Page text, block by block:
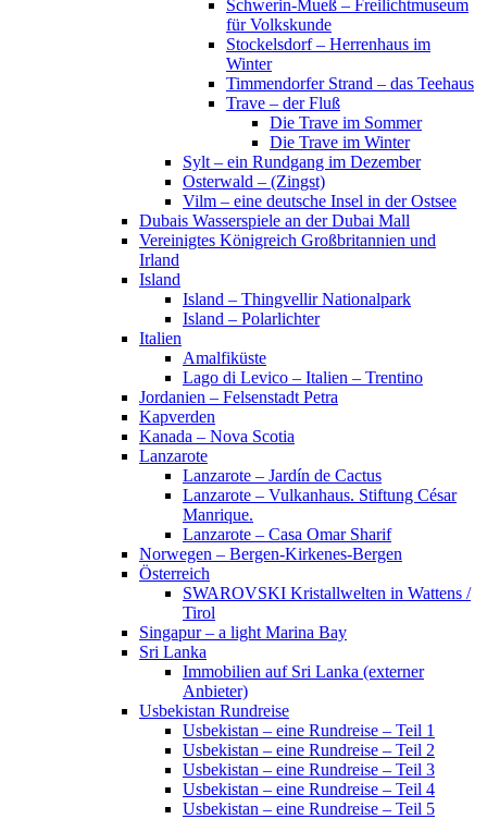
Schwerin-Mueß – Freilichtmuseum
für Volkskunde
Stockelsdorf – Herrenhaus im
Winter
Timmendorfer Strand – das Teehaus
Trave – der Fluß
Die Trave im Sommer
Die Trave im Winter
Sylt – ein Rundgang im Dezember
Osterwald – (Zingst)
Vilm – eine deutsche Insel in der Ostsee
Dubais Wasserspiele an der Dubai Mall
Vereinigtes Königreich Großbritannien und
Irland
Island
Island – Thingvellir Nationalpark
Island – Polarlichter
Italien
Amalfiküste
Lago di Levico – Italien – Trentino
Jordanien – Felsenstadt Petra
Kapverden
Kanada – Nova Scotia
Lanzarote
Lanzarote – Jardín de Cactus
Lanzarote – Vulkanhaus. Stiftung César
Manrique.
Lanzarote – Casa Omar Sharif
Norwegen – Bergen-Kirkenes-Bergen
Österreich
SWAROVSKI Kristallwelten in Wattens /
Tirol
Singapur – a light Marina Bay
Sri Lanka
Immobilien auf Sri Lanka (externer
Anbieter)
Usbekistan Rundreise
Usbekistan – eine Rundreise – Teil 1
Usbekistan – eine Rundreise – Teil 2
Usbekistan – eine Rundreise – Teil 3
Usbekistan – eine Rundreise – Teil 4
Usbekistan – eine Rundreise – Teil 5